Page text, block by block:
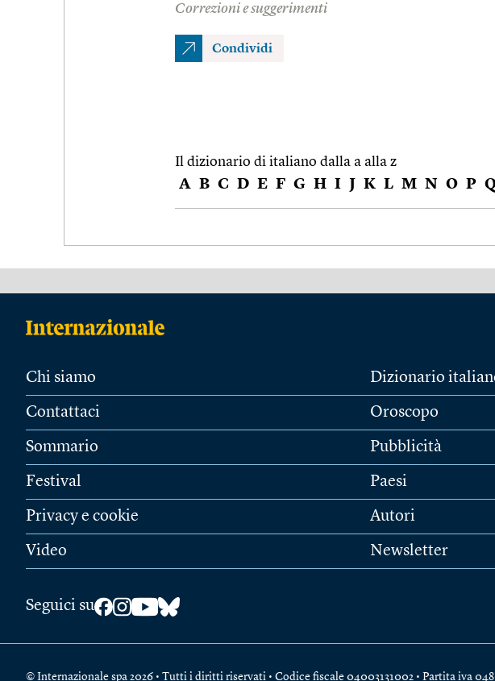
Correzioni e suggerimenti
Condividi
Il dizionario di italiano dalla a alla z
A B C D E F G H I J K L M N O P
Chi siamo
Contattaci
Sommario
Festival
Privacy e cookie
Video
Dizionario
Oroscopo
Pubblicità
Paesi
Autori
Newsletter
Seguici su
© Internazionale spa 2026 • Tutti i diritti riservati • Codice fiscale 04003131002 • Partita iva